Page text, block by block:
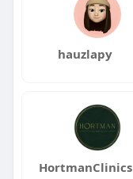
hauzlapy
HortmanClinics